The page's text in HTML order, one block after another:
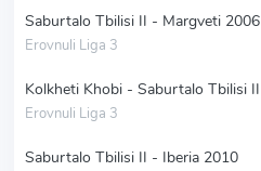
Saburtalo Tbilisi II - Margveti 2006
Erovnuli Liga 3
Kolkheti Khobi - Saburtalo Tbilisi II
Erovnuli Liga 3
Saburtalo Tbilisi II - Iberia 2010